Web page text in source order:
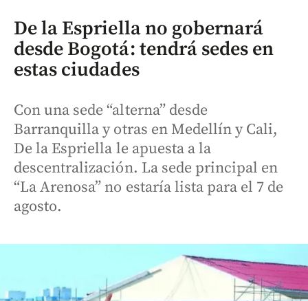
De la Espriella no gobernará
desde Bogotá: tendrá sedes en
estas ciudades
Con una sede “alterna” desde
Barranquilla y otras en Medellín y Cali,
De la Espriella le apuesta a la
descentralización. La sede principal en
“La Arenosa” no estaría lista para el 7 de
agosto.